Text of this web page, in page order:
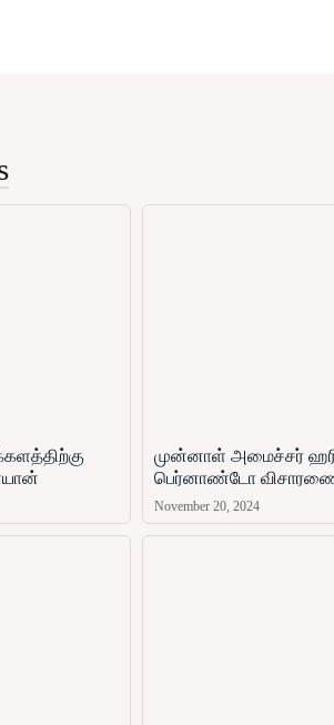
முன்னாள் அமைச்சர்
பெர்னாண்டோ​
November 20, 2024